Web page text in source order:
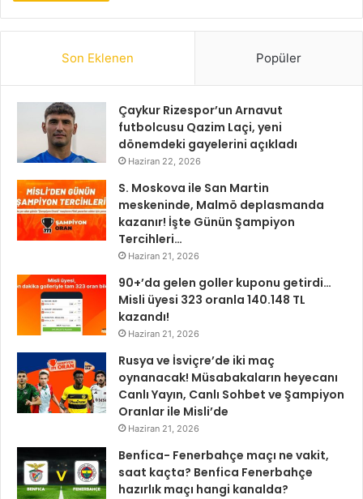
Son Eklenen Popüler
Çaykur Rizespor’un Arnavut
futbolcusu Qazim Laçi, yeni
dönemdeki gayelerini açıkladı
Haziran 22, 2026
S. Moskova ile San Martin
meskeninde, Malmö deplasmanda
kazanır! İşte Günün Şampiyon
Tercihleri…
Haziran 21, 2026
90+’da gelen goller kuponu getirdi…
Misli üyesi 323 oranla 140.148 TL
kazandı!
Haziran 21, 2026
Rusya ve İsviçre’de iki maç
oynanacak! Müsabakaların heyecanı
Canlı Yayın, Canlı Sohbet ve Şampiyon
Oranlar ile Misli’de
Haziran 21, 2026
Benfica- Fenerbahçe maçı ne vakit,
saat kaçta? Benfica Fenerbahçe
hazırlık maçı hangi kanalda?